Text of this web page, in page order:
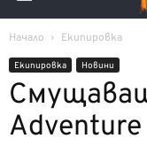
Начало Екипировка
Екипировка Новини
Adventure